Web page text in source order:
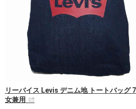
リーバイス Levis デニム地 トートバッグ
女兼用